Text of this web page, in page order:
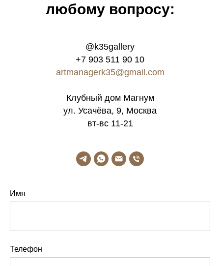
любому вопросу:
@k35gallery
+7 903 511 90 10
artmanagerk35@gmail.com
Клубный дом Магнум
ул. Усачёва, 9, Москва
вт-вс 11-21
Имя
Телефон